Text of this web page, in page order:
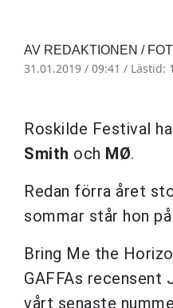
AV REDAKTIONEN /
31.01.2019 / 09:41 / Lästid:
Roskilde Festival
Smith och MØ.
Redan förra året
sommar står hon
Bring Me the
GAFFAs
vårt senaste